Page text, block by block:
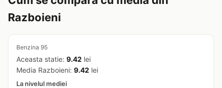
Razboieni
Benzina 95
Aceasta statie: 9.42 lei
Media Razboieni: 9.42 lei
La nivelul mediei